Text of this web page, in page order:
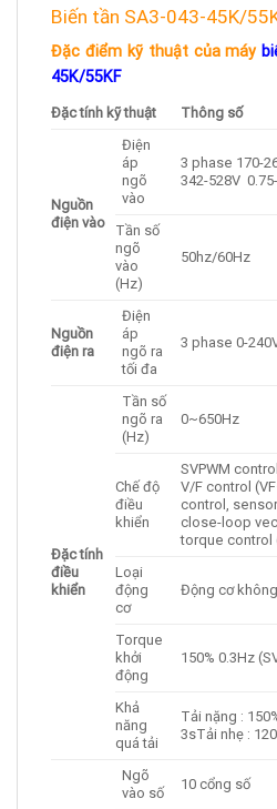
Biến tần SA3-043-45K/
Đặc điểm kỹ thuật của máy
45K/55KF
Đặc tính kỹ thuật Thông số
Nguồn
điện vào
Điện
áp
ngõ
vào
3 phase 170-
342-528V
Tần số
ngõ
vào
(Hz)
50hz/60Hz
Nguồn
điện ra
Điện
áp
ngõ ra
tối đa
3 phase 0-
Đặc tính
điều
khiển
Tần số
ngõ ra
(Hz)
0~650Hz
Chế độ
điều
khiển
SVPWM
V/F control
control,
close-loop
torque control
Loại
động
cơ
Động cơ
Torque
khởi
động
150% 0.3Hz
Khả
năng
quá tải
Tải nặng :
3sTải nhẹ :
Ngõ
vào số
10 cổng số